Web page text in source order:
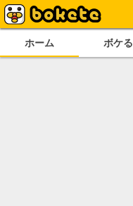
ホーム ボケる